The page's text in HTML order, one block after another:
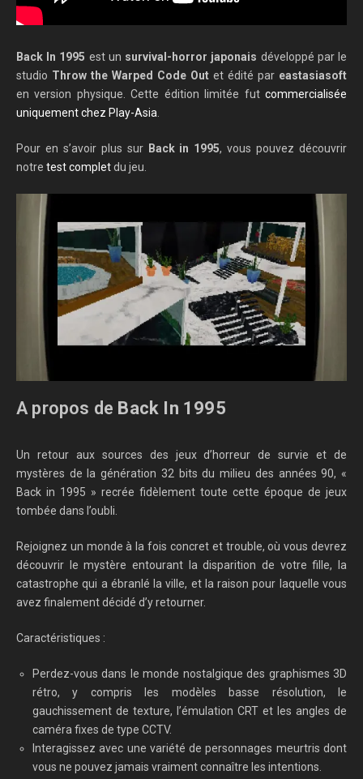
Back In 1995 est un survival-horror japonais développé par le
studio Throw the Warped Code Out et édité par eastasiasoft
en version physique. Cette édition limitée fut commercialisée
uniquement chez Play-Asia.
Pour en s’avoir plus sur Back in 1995, vous pouvez découvrir
notre test completdu jeu.
A propos de Back In 1995
Un retour aux sources des jeux d’horreur de survie et de
mystères de la génération 32 bits du milieu des années 90, «
Back in 1995 » recrée fidèlement toute cette époque de jeux
tombée dans l’oubli.
Rejoignez un monde à la fois concret et trouble, où vous devrez
découvrir le mystère entourant la disparition de votre fille, la
catastrophe qui a ébranlé la ville, et la raison pour laquelle vous
avez finalement décidé d’y retourner.
Caractéristiques :
Perdez-vous dans le monde nostalgique des graphismes 3D
rétro, y compris les modèles basse résolution, le
gauchissement de texture, l’émulation CRT et les angles de
caméra fixes de type CCTV.
Interagissez avec une variété de personnages meurtris dont
vous ne pouvez jamais vraiment connaître les intentions.